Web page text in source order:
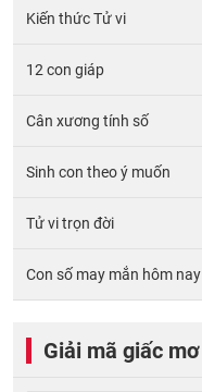
Kiến thức Tử vi
12 con giáp
Cân xương tính số
Sinh con theo ý muốn
Tử vi trọn đời
Con số may mắn hôm nay
Giải mã giấc mơ